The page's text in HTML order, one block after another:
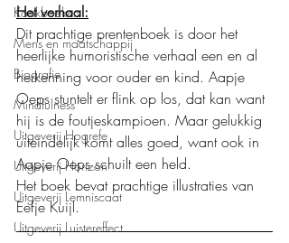
Kookboeken
Mens en maatschappij
Biografie
Mindfulness
Uitgeverij Hogrefe
Uitgeverij Horizon
Uitgeverij Lemniscaat
Uitgeverij Luistereffect
Het verhaal:
Dit prachtige prentenboek is door het
heerlijke humoristische verhaal een en al
herkenning voor ouder en kind. Aapje
Oeps stuntelt er flink op los, dat kan want
hij is de foutjeskampioen. Maar gelukkig
uiteindelijk komt alles goed, want ook in
Aapje Oeps schuilt een held.
Het boek bevat prachtige illustraties van
Eefje Kuijl.